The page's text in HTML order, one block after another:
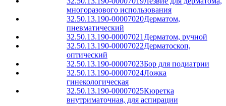
многоразового использования
32.50.13.190-00007020Дерматом,
пневматический
32.50.13.190-00007021 Дерматом, ручной
32.50.13.190-00007022Дерматоскоп,
оптический
32.50.13.190-00007023Бор для подиатрии
32.50.13.190-00007024Ложка
гинекологическая
32.50.13.190-00007025Кюретка
внутриматочная, для аспирации